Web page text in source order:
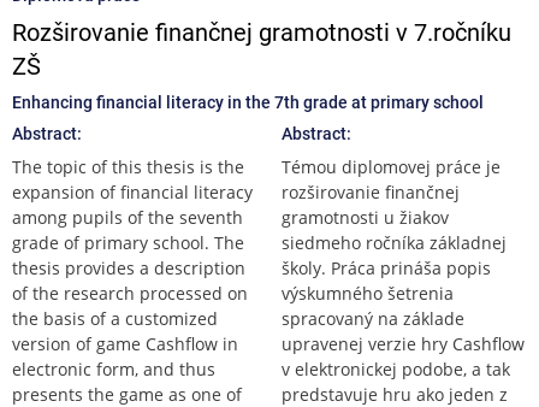
Rozširovanie finančnej gramotnosti v 7.ročníku
ZŠ
Enhancing financial literacy in the 7th grade at primary school
Abstract:
The topic of this thesis is the
expansion of financial literacy
among pupils of the seventh
grade of primary school. The
thesis provides a description
of the research processed on
the basis of a customized
version of game Cashflow in
electronic form, and thus
presents the game as one of
Abstract:
Témou diplomovej práce je
rozširovanie finančnej
gramotnosti u žiakov
siedmeho ročníka základnej
školy. Práca prináša popis
výskumného šetrenia
spracovaný na základe
upravenej verzie hry Cashflow
v elektronickej podobe, a tak
predstavuje hru ako jeden z